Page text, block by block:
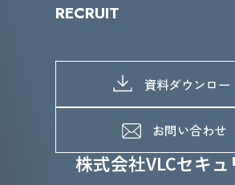
株式会社VLCセキュ
IRライブラリー
よくあるご質問
当グループのマテリアリティ
SDGs推進体制
D&Iの取り組み
RECRUIT
募集職種一覧
メッセージ
メンバーインタビュー
資料ダウンロー
お問い合わせ